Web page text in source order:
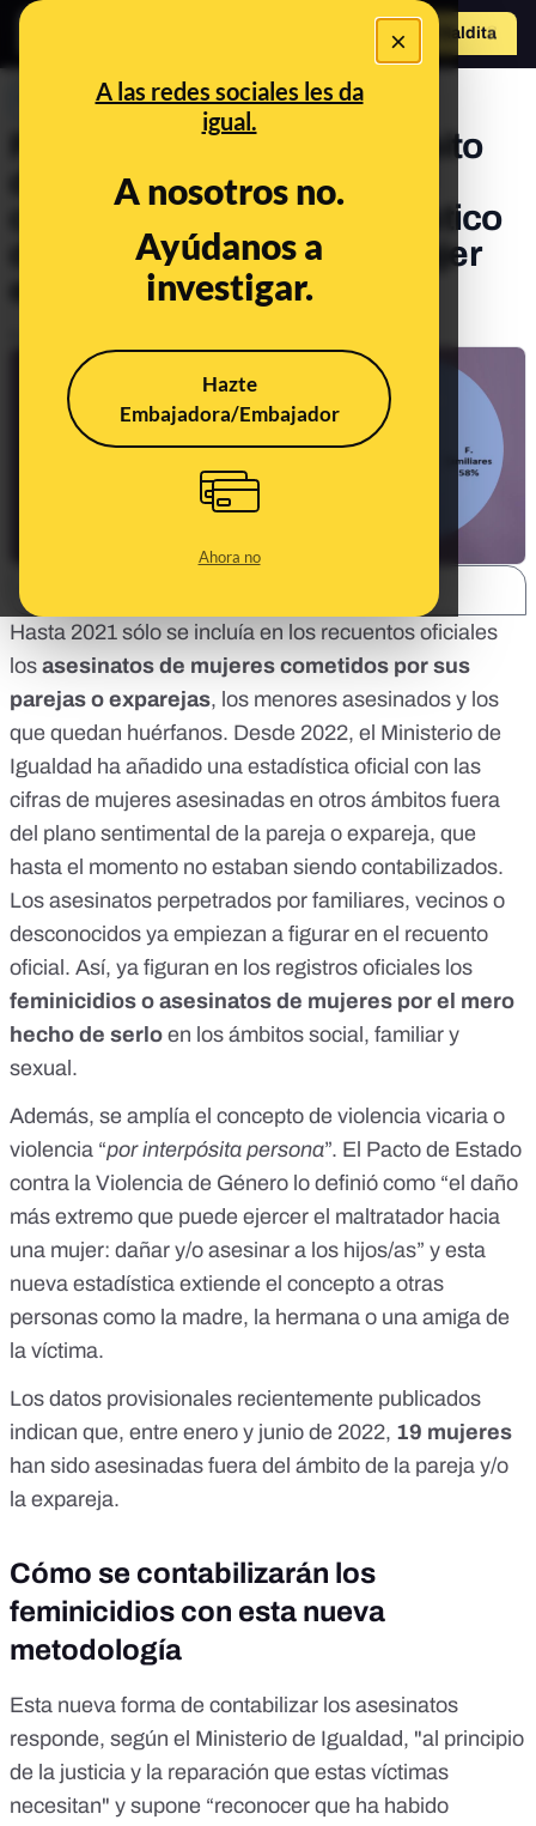
×
A las redes sociales les da
igual.
A nosotros no.
Ayúdanos a
investigar.
Hazte
Embajadora/Embajador
Ahora no
Hazte Maldito
PREBUNKING
Feminicidios fuera del ámbito
de la pareja o expareja: así
cambia el recuento estadístico
de la violencia contra la mujer
en España
Hasta 2021 sólo se incluía en los recuentos oficiales
los asesinatos de mujeres cometidos por sus
parejas o exparejas, los menores asesinados y los
que quedan huérfanos. Desde 2022, el Ministerio de
Igualdad ha añadido una estadística oficial con las
cifras de mujeres asesinadas en otros ámbitos fuera
del plano sentimental de la pareja o expareja, que
hasta el momento no estaban siendo contabilizados.
Los asesinatos perpetrados por familiares, vecinos o
desconocidos ya empiezan a figurar en el recuento
oficial. Así, ya figuran en los registros oficiales los
feminicidios o asesinatos de mujeres por el mero
hecho de serlo en los ámbitos social, familiar y
sexual.
Además, se amplía el concepto de violencia vicaria o
violencia “por interpósita persona”. El Pacto de Estado
contra la Violencia de Género lo definió como “el daño
más extremo que puede ejercer el maltratador hacia
una mujer: dañar y/o asesinar a los hijos/as” y esta
nueva estadística extiende el concepto a otras
personas como la madre, la hermana o una amiga de
la víctima.
Los datos provisionales recientemente publicados
indican que, entre enero y junio de 2022, 19 mujeres
han sido asesinadas fuera del ámbito de la pareja y/o
la expareja.
Cómo se contabilizarán los
feminicidios con esta nueva
metodología
Esta nueva forma de contabilizar los asesinatos
responde, según el Ministerio de Igualdad, "al principio
de la justicia y la reparación que estas víctimas
necesitan" y supone “reconocer que ha habido